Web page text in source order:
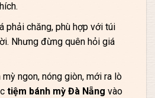
phải chăng, phù hợp với túi
Nhưng đừng quên hỏi giá
mỳ ngon, nóng giòn, mới ra lò
tiệm bánh mỳ Đà Nẵng vào